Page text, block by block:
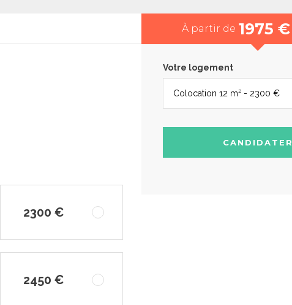
2300 €
2450 €
À partir de 1975 €
Votre logement
CANDIDATER